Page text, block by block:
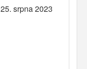
25. srpna 2023